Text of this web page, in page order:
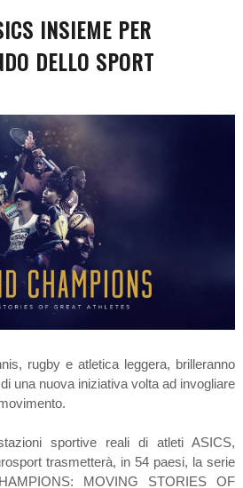
INSIEME PER
DELLO SPORT
rugby e atletica leggera, brilleranno
una nuova iniziativa volta ad invogliare
sportive reali di atleti ASICS,
trasmetterà, in 54 paesi, la serie
MOVING STORIES OF